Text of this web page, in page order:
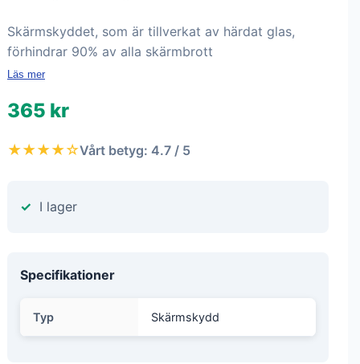
Skärmskyddet, som är tillverkat av härdat glas,
förhindrar 90% av alla skärmbrott
Läs mer
365 kr
★★★★☆Vårt betyg: 4.7 / 5
I lager
Specifikationer
Typ Skärmskydd